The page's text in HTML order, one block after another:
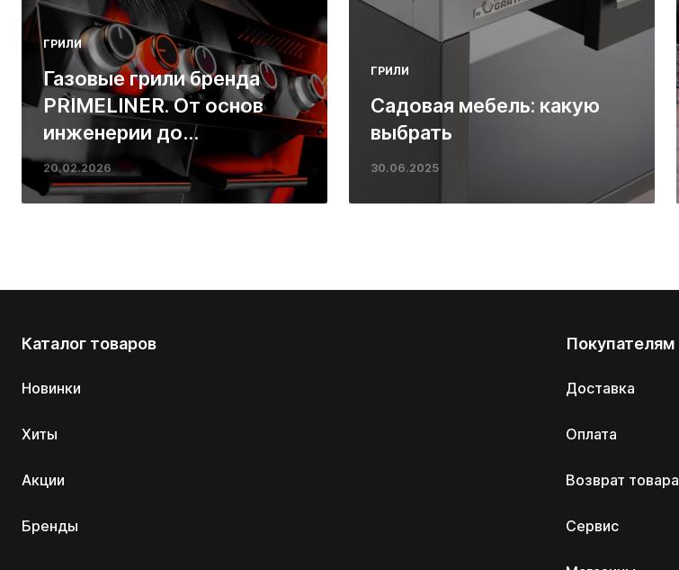
ГРИЛИ
Газовые грили бренда
PRIMELINER. От основ
инженерии до
ресторанных стейков у
вас дома
20.02.2026
ГРИЛИ
Садовая мебель: какую
выбрать
30.06.2025
Каталог товаров
Новинки
Хиты
Акции
Бренды
Покупателям
Доставка
Оплата
Возврат товара
Сервис